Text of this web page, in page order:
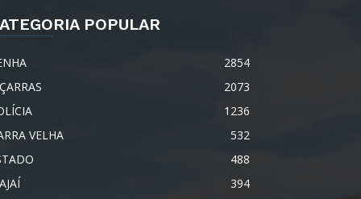
POPULAR
2854
2073
1236
VELHA
532
488
394